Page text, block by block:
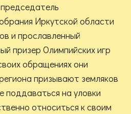
Иркутской области
и прославленный
призер Олимпийских игр
обращениях они
призывают земляков
поддаваться на уловки
относиться к своим